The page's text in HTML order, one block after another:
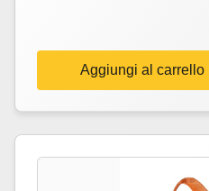
Aggiungi al carrello